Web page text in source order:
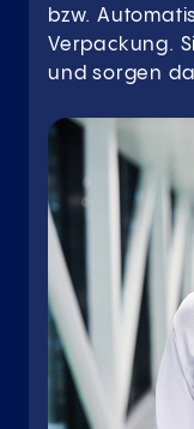
bzw.
Verpackung.
und sorgen